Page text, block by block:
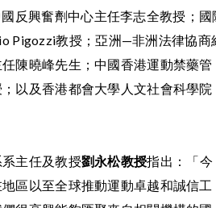
反興奮劑中心主任李志全教授；國
Pigozzi教授；亞洲—非洲法律協商
陳曉峰先生；中國香港運動禁藥管
以及香港都會大學人文社會科學院
主任及教授劉永松教授指出：「今
區以至全球推動運動卓越和誠信工